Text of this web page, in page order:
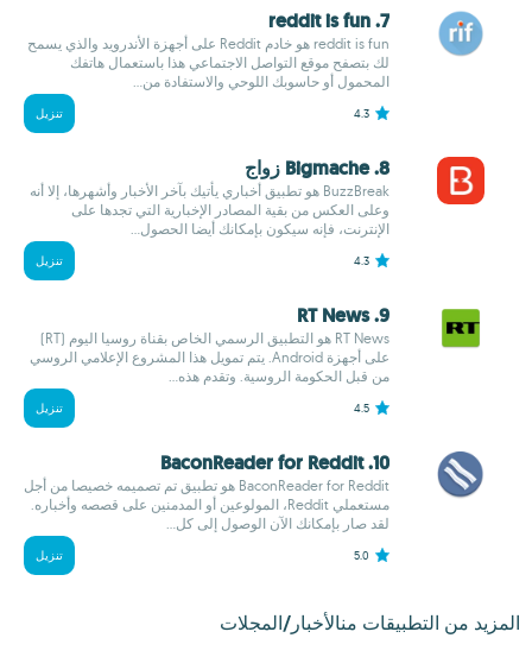
7. reddit is fun
reddit is fun هو خادم Reddit على أجهزة الأندرويد والذي يسمح
لك بتصفح موقع التواصل الاجتماعي هذا باستعمال هاتفك
المحمول أو حاسوبك اللوحي والاستفادة من...
4.3 تنزيل
8. Bigmache زواج
BuzzBreak هو تطبيق أخباري يأتيك بآخر الأخبار وأشهرها، إلا أنه
وعلى العكس من بقية المصادر الإخبارية التي تجدها على
الإنترنت، فإنه سيكون بإمكانك أيضا الحصول...
4.3 تنزيل
9. RT News
RT News هو التطبيق الرسمي الخاص بقناة روسيا اليوم (RT)
على أجهزة Android. يتم تمويل هذا المشروع الإعلامي الروسي
من قبل الحكومة الروسية. وتقدم هذه...
4.5 تنزيل
10. BaconReader for Reddit
BaconReader for Reddit هو تطبيق تم تصميمه خصيصا من أجل
مستعملي Reddit، المولوعين أو المدمنين على قصصه وأخباره.
لقد صار بإمكانك الآن الوصول إلى كل...
5.0 تنزيل
المزيد من التطبيقات منالأخبار/المجلات